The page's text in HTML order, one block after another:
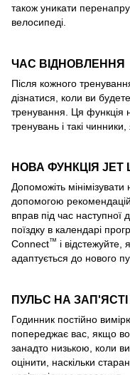
також уникати
велосипеді.
ЧАС ВІДНОВЛЕННЯ
Після кожного
дізнатися, коли ви
тренування. Ця функція
тренувань і такі
НОВА ФУНКЦІЯ JET
Допоможіть мінімізувати
допомогою
вправ під час наступної
поїздку в календарі
Connect™ і відстежуйте,
адаптується до нового
ПУЛЬС НА ЗАП'ЯСТІ
Годинник постійно
попереджає вас, якщо
занадто низькою, коли
оцінити, наскільки